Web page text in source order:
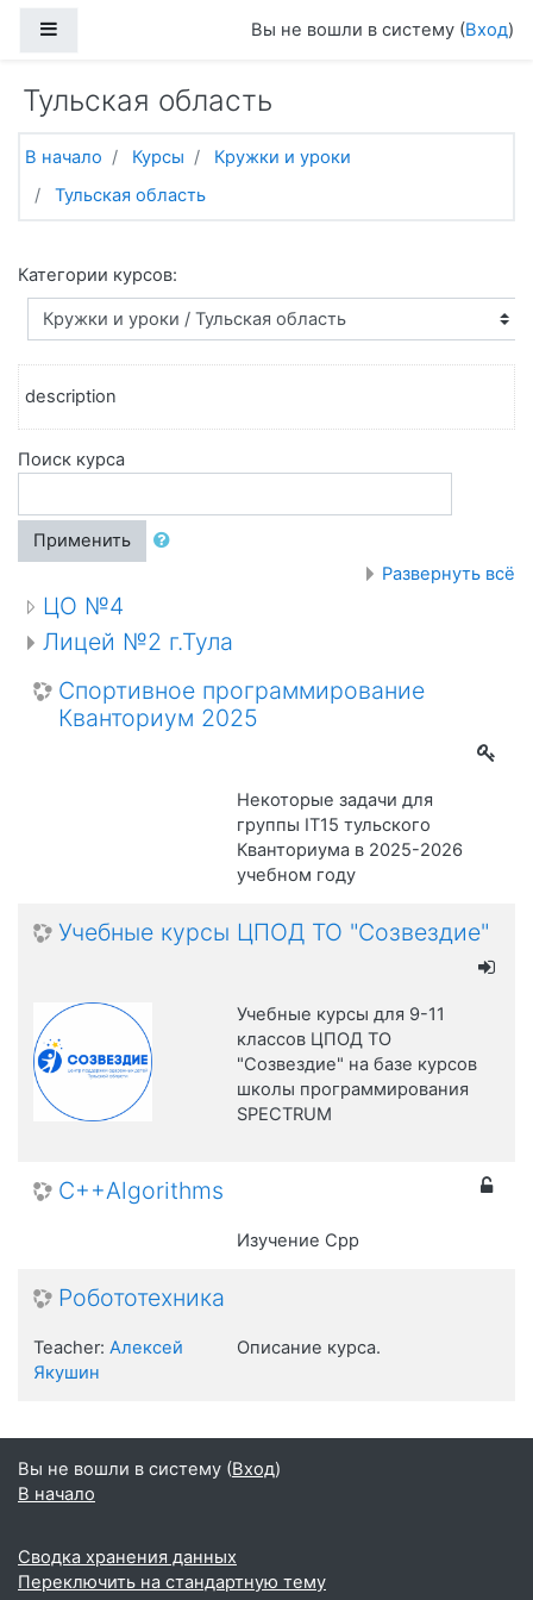
Вы не вошли в систему (Вход)
Тульская область
В начало Курсы
Кружки и уроки
Тульская область
Категории курсов:
description
Поиск курса
Применить
Развернуть всё
ЦО №4
Лицей №2 г.Тула
Спортивное программирование
Кванториум 2025
Некоторые задачи для
группы IT15 тульского
Кванториума в 2025-2026
учебном году
Учебные курсы ЦПОД ТО "Созвездие"
Учебные курсы для 9-11
классов ЦПОД ТО
"Созвездие" на базе курсов
школы программирования
SPECTRUM
C++Algorithms
Изучение Cpp
Робототехника
Описание курса.
Teacher: Алексей
Якушин
Вы не вошли в систему (Вход)
В начало
Сводка хранения данных
Переключить на стандартную тему